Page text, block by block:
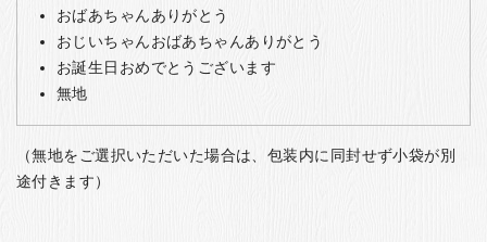
おばあちゃんありがとう
おじいちゃんおばあちゃんありがとう
お誕生日おめでとうございます
無地
（無地をご選択いただいた場合は、包装内に同封せず小袋が別
途付きます）